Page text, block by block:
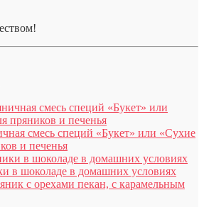
смесь специй «Букет» или «Сухие
и печенья
в шоколаде в домашних условиях